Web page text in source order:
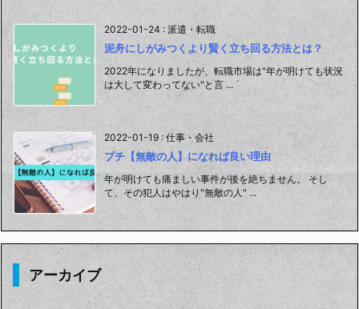
2022-01-24 : 派遣・転職
泥舟にしがみつくより賢く立ち回る方法とは？
2022年になりましたが、転職市場は"年が明けても状況
は大して変わってない"と言 ...
2022-01-19 : 仕事・会社
プチ【無敵の人】になれば良い理由
年が明けても痛ましい事件が後を絶ちません。 そし
て、その犯人はやはり"無敵の人" ...
アーカイブ